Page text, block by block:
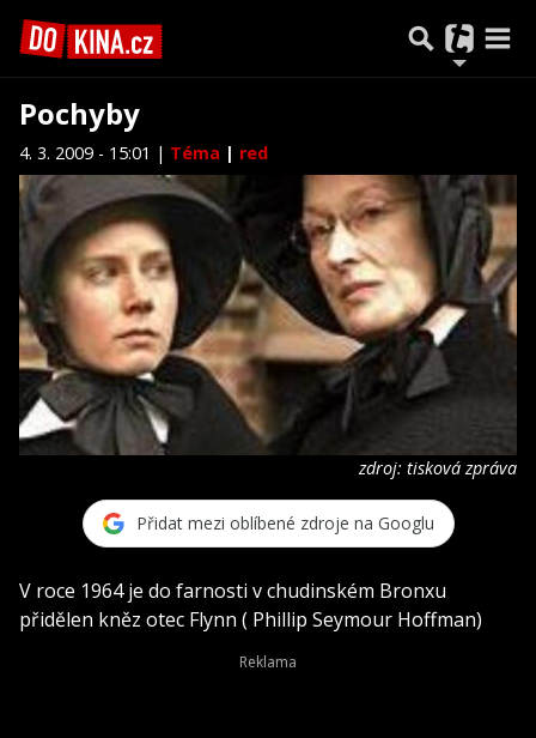
Pochyby
4. 3. 2009 - 15:01 | Téma | red
zdroj: tisková zpráva
Přidat mezi oblíbené zdroje na Googlu
V roce 1964 je do farnosti v chudinském Bronxu
přidělen kněz otec Flynn ( Phillip Seymour Hoffman)